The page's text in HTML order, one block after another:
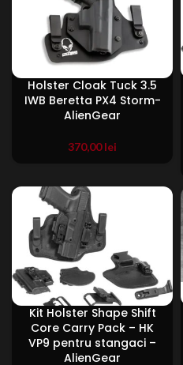
Holster Cloak Tuck 3.5
IWB Beretta PX4 Storm-
AlienGear
370,00lei
Kit Holster Shape Shift
Core Carry Pack – HK
VP9 pentru stangaci –
AlienGear